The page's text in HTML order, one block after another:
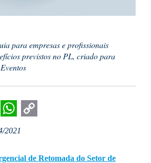
para empresas e profissionais
previstos no PL, criado para
WhatsApp
2021
de Retomada do Setor de